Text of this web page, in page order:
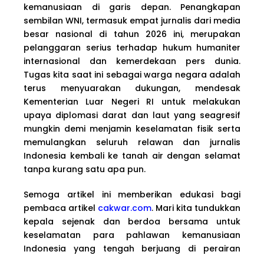
kemanusiaan di garis depan. Penangkapan
sembilan WNI, termasuk empat jurnalis dari media
besar nasional di tahun 2026 ini, merupakan
pelanggaran serius terhadap hukum humaniter
internasional dan kemerdekaan pers dunia.
Tugas kita saat ini sebagai warga negara adalah
terus menyuarakan dukungan, mendesak
Kementerian Luar Negeri RI untuk melakukan
upaya diplomasi darat dan laut yang seagresif
mungkin demi menjamin keselamatan fisik serta
memulangkan seluruh relawan dan jurnalis
Indonesia kembali ke tanah air dengan selamat
tanpa kurang satu apa pun.
Semoga artikel ini memberikan edukasi bagi
pembaca artikel cakwar.com. Mari kita tundukkan
kepala sejenak dan berdoa bersama untuk
keselamatan para pahlawan kemanusiaan
Indonesia yang tengah berjuang di perairan